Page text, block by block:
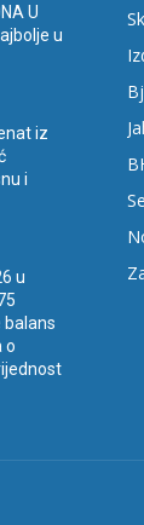
U
u
iz
i
u
balans
o